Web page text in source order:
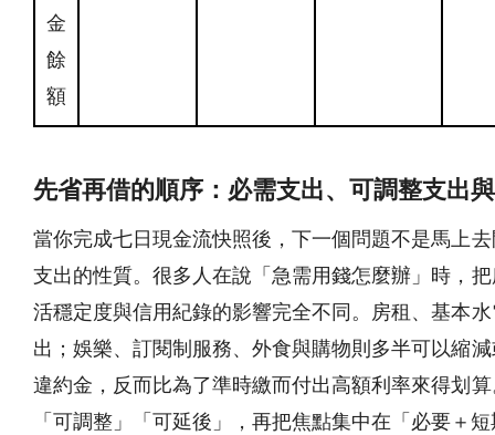
金
餘
額
先省再借的順序：必需支出、可調整支出
當你完成七日現金流快照後，下一個問題不是馬上
支出的性質。很多人在說「急需用錢怎麼辦」時，
活穩定度與信用紀錄的影響完全不同。房租、基本
出；娛樂、訂閱制服務、外食與購物則多半可以縮
違約金，反而比為了準時繳而付出高額利率來得划
「可調整」「可延後」，再把焦點集中在「必要＋